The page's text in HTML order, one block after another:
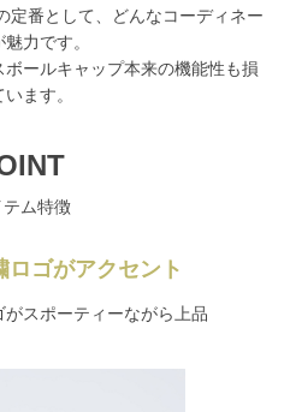
定番として、どんなコーディネー
力です。
ールキャップ本来の機能性も損
ます。
テム特徴
ロゴがアクセント
スポーティーながら上品